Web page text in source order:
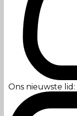
Ons nieuwste lid: